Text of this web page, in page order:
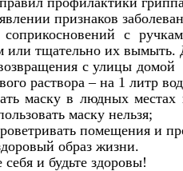
признаков
с
или тщательно их вымыть.
с улицы домой
раствора – на 1 литр
маску в людных местах
маску нельзя;
помещения и
образ жизни.
себя и будьте здоровы!